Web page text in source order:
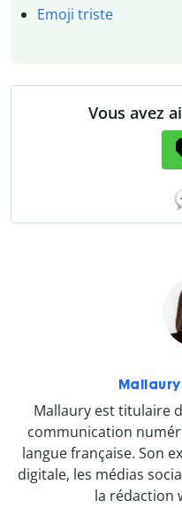
Emoji triste
Vous avez
Mallaury est titulaire
communication
langue française. Son
digitale, les médias
la rédaction